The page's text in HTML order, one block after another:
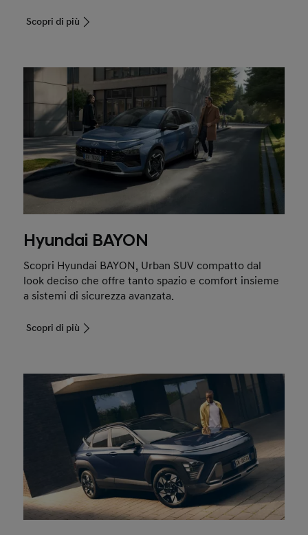
Scopri di più
Hyundai BAYON
Scopri Hyundai BAYON, Urban SUV compatto dal
look deciso che offre tanto spazio e comfort insieme
a sistemi di sicurezza avanzata.
Scopri di più